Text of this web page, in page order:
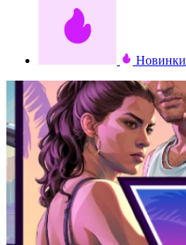
Новинки